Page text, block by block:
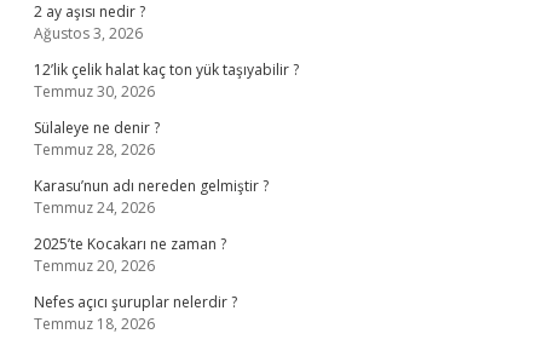
2 ay aşısı nedir ?
Ağustos 3, 2026
12’lik çelik halat kaç ton yük taşıyabilir ?
Temmuz 30, 2026
Sülaleye ne denir ?
Temmuz 28, 2026
Karasu’nun adı nereden gelmiştir ?
Temmuz 24, 2026
2025’te Kocakarı ne zaman ?
Temmuz 20, 2026
Nefes açıcı şuruplar nelerdir ?
Temmuz 18, 2026